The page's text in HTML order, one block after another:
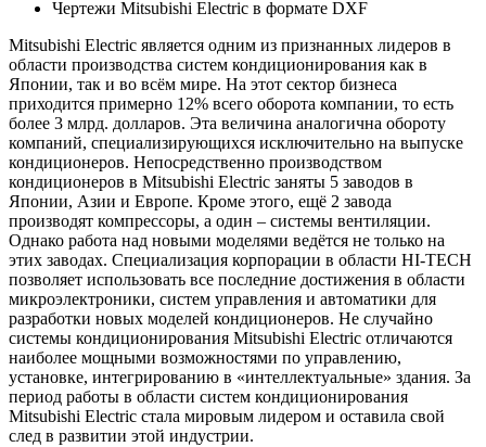
Чертежи Mitsubishi Electric в формате DXF
Mitsubishi Electric является одним из признанных лидеров в
области производства систем кондиционирования как в
Японии, так и во всём мире. На этот сектор бизнеса
приходится примерно 12% всего оборота компании, то есть
более 3 млрд. долларов. Эта величина аналогична обороту
компаний, специализирующихся исключительно на выпуске
кондиционеров. Непосредственно производством
кондиционеров в Mitsubishi Electric заняты 5 заводов в
Японии, Азии и Европе. Кроме этого, ещё 2 завода
производят компрессоры, а один – системы вентиляции.
Однако работа над новыми моделями ведётся не только на
этих заводах. Специализация корпорации в области HI-TECH
позволяет использовать все последние достижения в области
микроэлектроники, систем управления и автоматики для
разработки новых моделей кондиционеров. Не случайно
системы кондиционирования Mitsubishi Electric отличаются
наиболее мощными возможностями по управлению,
установке, интегрированию в «интеллектуальные» здания. За
период работы в области систем кондиционирования
Mitsubishi Electric стала мировым лидером и оставила свой
след в развитии этой индустрии.